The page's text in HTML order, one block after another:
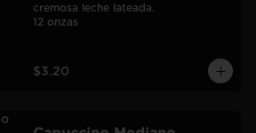
cremosa leche lateada.
12 onzas
$3.20